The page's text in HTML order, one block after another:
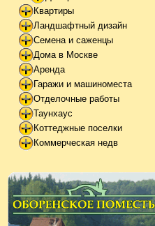
Квартиры
Ландшафтный дизайн
Семена и саженцы
Дома в Москве
Аренда
Гаражи и машиноместа
Отделочные работы
Таунхаус
Коттеджные поселки
Коммерческая недв